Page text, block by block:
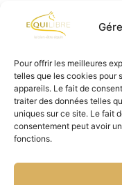
Pour offrir les meilleures
telles que les cookies pour
appareils. Le fait de
traiter des données telles
uniques sur ce site. Le fait
consentement peut avoir
fonctions.
pour mieux
comprendre le
sport et
transmettre
une approche
plus
consciente de